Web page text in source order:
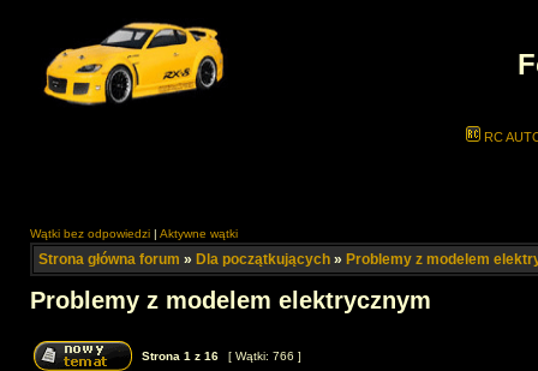
RC
Wątki bez odpowiedzi | Aktywne wątki
Strona główna forum » Dla początkujących » Problemy z modelem
Problemy z modelem elektrycznym
Strona 1 z 16 [ Wątki: 766 ]